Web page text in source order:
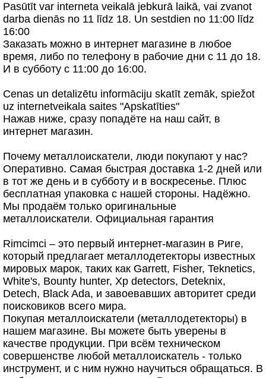
Pasūtīt var interneta veikalā jebkurā laikā, vai zvanot
darba dienās no 11 līdz 18. Un sestdien no 11:00 līdz
16:00
Заказать можно в интернет магазине в любое
время, либо по телефону в рабочие дни с 11 до 18.
И в субботу с 11:00 до 16:00.
Cenas un detalizētu informāciju skatīt zemāk, spiežot
uz internetveikala saites "Apskatīties"
Нажав ниже, сразу попадёте на наш сайт, в
интернет магазин.
Почему металлоискатели, люди покупают у нас?
Оперативно. Самая быстрая доставка 1-2 дней или
в тот же день и в субботу и в воскресенье. Плюс
бесплатная упаковка с нашей стороны. Надёжно.
Мы продаём только оригинальные
металлоискатели. Официальная гарантия
Rimcimci – это первый интернет-магазин в Риге,
который предлагает металлодетекторы известных
мировых марок, таких как Garrett, Fisher, Teknetics,
White's, Bounty hunter, Xp detectors, Deteknix,
Detech, Black Ada, и завоевавших авторитет среди
поисковиков всего мира.
Покупая металлоискатели (металлодетекторы) в
нашем магазине. Вы можете быть уверены в
качестве продукции. При всём техническом
совершенстве любой металлоискатель - только
инструмент, и с ним нужно научиться обращаться. В